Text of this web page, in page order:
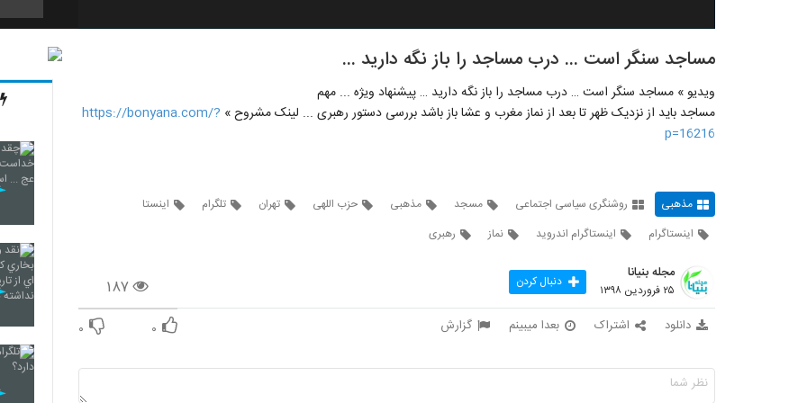
73 مساجد سنگر است ... درب مساجد را باز نگه دارید ...
ویدیو » مساجد سنگر است … درب مساجد را باز نگه دارید … پیشنهاد ویژه ... مهم
مساجد بايد از نزديک ظهر تا بعد از نماز مغرب و عشا باز باشد بررسی دستور رهبری ... لینک مشروح » https://bonyana.com/?
p=16216
مذهبی روشنگری سیاسی اجتماعی مسجد مذهبی حزب اللهی تهران تلگرام
اینستا
اینستاگرام
اینستاگرام اندروید نماز رهبری
۱۸۷
مجله بنیانا
۲۵ فروردین ۱۳۹۸ دنبال کردن
دانلود اشتراک بعدا میبینم گزارش ۰ ۰